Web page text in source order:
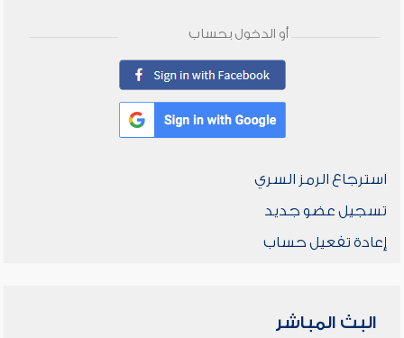
أو الدخول بحساب
استرجاع الرمز السري
تسجيل عضو جديد
إعادة تفعيل حساب
البث المباشر